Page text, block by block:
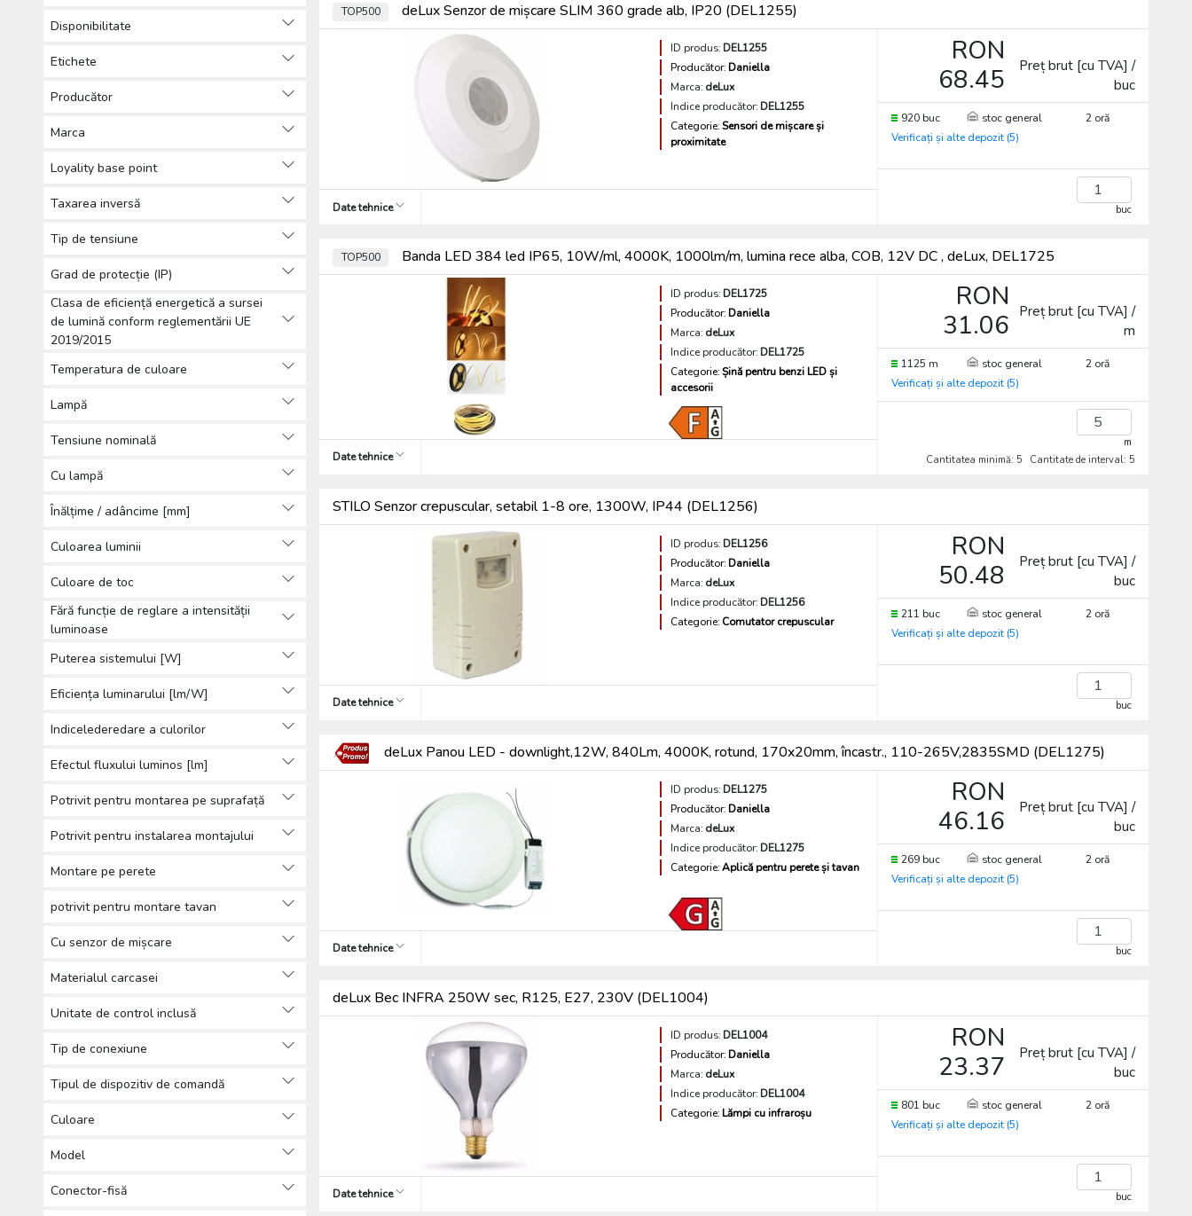
Disponibilitate
Etichete
Producător
Marca
Loyality base point
Taxarea inversă
Tip de tensiune
Grad de protecție (IP)
Clasa de eficiență energetică a sursei
de lumină conform reglementării UE
2019/2015
Temperatura de culoare
Lampă
Tensiune nominală
Cu lampă
Înălțime / adâncime [mm]
Culoarea luminii
Culoare de toc
Fără funcție de reglare a intensității
luminoase
Puterea sistemului [W]
Eficiența luminarului [lm/W]
Indicelederedare a culorilor
Efectul fluxului luminos [lm]
Potrivit pentru montarea pe suprafață
Potrivit pentru instalarea montajului
Montare pe perete
potrivit pentru montare tavan
Cu senzor de mișcare
Materialul carcasei
Unitate de control inclusă
Tip de conexiune
Tipul de dispozitiv de comandă
Culoare
Model
Conector-fisă
TOP500 deLux Senzor de mișcare SLIM 360 grade alb, IP20 (DEL1255)
ID produs: DEL1255
Producător: Daniella
Marca: deLux
Indice producător: DEL1255
Categorie: Sensori de mișcare și
proximitate
Date tehnice
RON
68.45
Preț brut [cu TVA] /
buc
920 buc stoc general
2 oră
Verificați și alte depozit (5)
buc
TOP500 Banda LED 384 led IP65, 10W/ml, 4000K, 1000lm/m, lumina rece alba, COB, 12V DC , deLux, DEL1725
ID produs: DEL1725
Producător: Daniella
Marca: deLux
Indice producător: DEL1725
Categorie: Șină pentru benzi LED și
accesorii
Date tehnice
RON
31.06
Preț brut [cu TVA] /
m
1125 m stoc general
2 oră
Verificați și alte depozit (5)
m
Cantitatea minimă: 5
Cantitate de interval: 5
STILO Senzor crepuscular, setabil 1-8 ore, 1300W, IP44 (DEL1256)
ID produs: DEL1256
Producător: Daniella
Marca: deLux
Indice producător: DEL1256
Categorie: Comutator crepuscular
Date tehnice
RON
50.48
Preț brut [cu TVA] /
buc
211 buc stoc general
2 oră
Verificați și alte depozit (5)
buc
deLux Panou LED - downlight,12W, 840Lm, 4000K, rotund, 170x20mm, încastr., 110-265V,2835SMD (DEL1275)
ID produs: DEL1275
Producător: Daniella
Marca: deLux
Indice producător: DEL1275
Categorie: Aplică pentru perete și tavan
Date tehnice
RON
46.16
Preț brut [cu TVA] /
buc
269 buc stoc general
2 oră
Verificați și alte depozit (5)
buc
deLux Bec INFRA 250W sec, R125, E27, 230V (DEL1004)
ID produs: DEL1004
Producător: Daniella
Marca: deLux
Indice producător: DEL1004
Categorie: Lămpi cu infraroșu
Date tehnice
RON
23.37
Preț brut [cu TVA] /
buc
801 buc stoc general
2 oră
Verificați și alte depozit (5)
buc